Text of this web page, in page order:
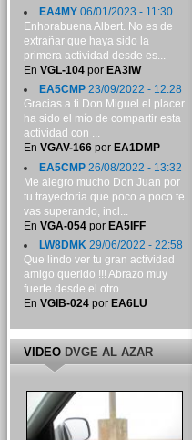
EA4MY06/01/2023 - 11:30
Enhorabuena Albert. No es de
extrañar que haya sido la
primera actividad desde es...
En VGL-104por EA3IW
EA5CMP23/09/2022 - 12:28
Gracias a ti Don Miguel el placer
ha sido el mío de compartir esta
actividad con ...
En VGAV-166por EA1DMP
EA5CMP26/08/2022 - 13:32
Me alegro mucho Don Juan por
tu trayectoria que poco a poco te
vas superando, incl...
En VGA-054por EA5IFF
LW8DMK29/06/2022 - 22:58
Que lindo ver tu gran actividad
amigo querido !!! Abrazo muy
fuerte desde el otro...
En VGIB-024por EA6LU
VIDEODVGE AL AZAR